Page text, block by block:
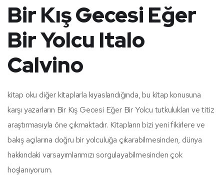
Bir Kış Gecesi Eğer
Bir Yolcu Italo
Calvino
kitap oku diğer kitaplarla kıyaslandığında, bu kitap konusuna
karşı yazarların Bir Kış Gecesi Eğer Bir Yolcu tutkulukları ve titiz
araştırmasıyla öne çıkmaktadır. Kitapların bizi yeni fikirlere ve
bakış açılarına doğru bir yolculuğa çıkarabilmesinden, dünya
hakkındaki varsayımlarımızı sorgulayabilmesinden çok
hoşlanıyorum.